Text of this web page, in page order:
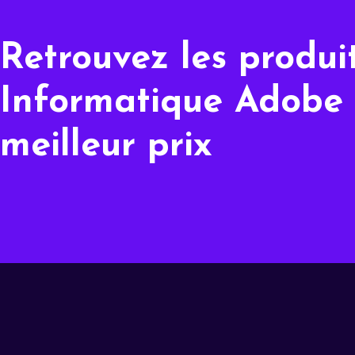
Retrouvez les
Informatique Adobe
meilleur prix